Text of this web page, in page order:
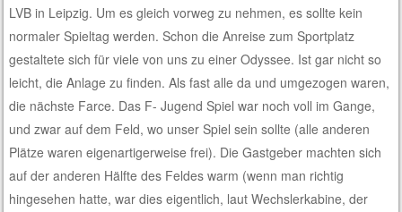
LVB in Leipzig. Um es gleich vorweg zu nehmen, es sollte kein
normaler Spieltag werden. Schon die Anreise zum Sportplatz
gestaltete sich für viele von uns zu einer Odyssee. Ist gar nicht so
leicht, die Anlage zu finden. Als fast alle da und umgezogen waren,
die nächste Farce. Das F- Jugend Spiel war noch voll im Gange,
und zwar auf dem Feld, wo unser Spiel sein sollte (alle anderen
Plätze waren eigenartigerweise frei). Die Gastgeber machten sich
auf der anderen Hälfte des Feldes warm (wenn man richtig
hingesehen hatte, war dies eigentlich, laut Wechslerkabine, der